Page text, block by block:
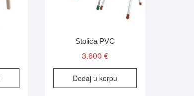
Stolica PVC
3.600€
Dodaj u korpu